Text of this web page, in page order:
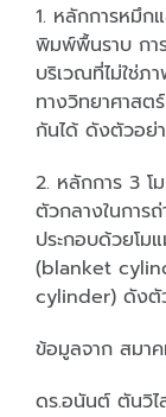
1. หลักการหมึก
พิมพ์พื้นราบ กา
บริเวณที่ไม่ใช่ภ
ทางวิทยาศาสต
กันได้ ดังตัวอย่
2. หลักการ 3 โ
ตัวกลางในการ
ประกอบด้วยโ
(blanket
cylinder) ดังตั
ข้อมูลจาก สมา
ดร.อนันต์ ตันวิไ